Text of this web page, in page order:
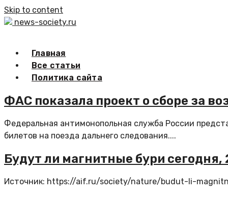
Skip to content
news-society.ru
Главная
Все статьи
Политика сайта
ФАС показала проект о сборе за
Федеральная антимонопольная служба России
билетов на поезда дальнего следования....
Будут ли магнитные бури
Источник: https://aif.ru/society/nature/budut-li-